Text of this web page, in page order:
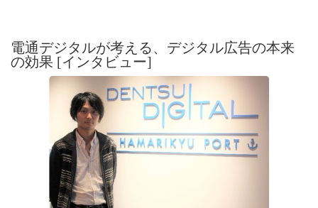
電通デジタルが考える、デジタル広告の本来
の効果 [インタビュー]